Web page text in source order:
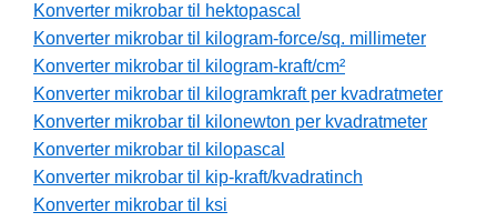
Konverter mikrobar til hektopascal
Konverter mikrobar til kilogram-force/sq. millimeter
Konverter mikrobar til kilogram-kraft/cm²
Konverter mikrobar til kilogramkraft per kvadratmeter
Konverter mikrobar til kilonewton per kvadratmeter
Konverter mikrobar til kilopascal
Konverter mikrobar til kip-kraft/kvadratinch
Konverter mikrobar til ksi